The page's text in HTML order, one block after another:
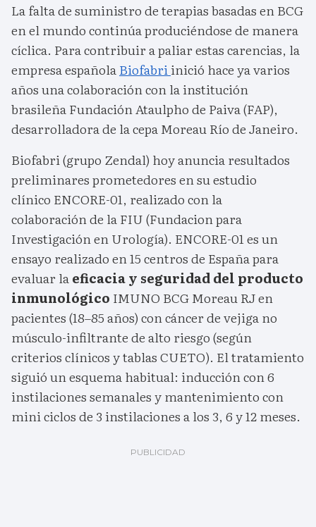
La falta de suministro de terapias basadas en BCG
en el mundo continúa produciéndose de manera
cíclica. Para contribuir a paliar estas carencias, la
empresa españolaBiofabriinició hace ya varios
años una colaboración con la institución
brasileña Fundación Ataulpho de Paiva (FAP),
desarrolladora de la cepa Moreau Río de Janeiro.
Biofabri (grupo Zendal) hoy anuncia resultados
preliminares prometedores en su estudio
clínico ENCORE-01, realizado con la
colaboración de la FIU (Fundacion para
Investigación en Urología). ENCORE-01 es un
ensayo realizado en 15 centros de España para
evaluar laeficacia y seguridad del producto
inmunológico IMUNO BCG Moreau RJ en
pacientes (18–85 años) con cáncer de vejiga no
músculo-infiltrante de alto riesgo (según
criterios clínicos y tablas CUETO). El tratamiento
siguió un esquema habitual: inducción con 6
instilaciones semanales y mantenimiento con
mini ciclos de 3 instilaciones a los 3, 6 y 12 meses.